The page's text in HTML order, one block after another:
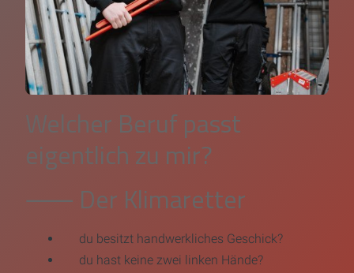
Welcher Beruf passt
eigentlich zu mir?
⸺ Der Klimaretter
du besitzt handwerkliches Geschick?
du hast keine zwei linken Hände?